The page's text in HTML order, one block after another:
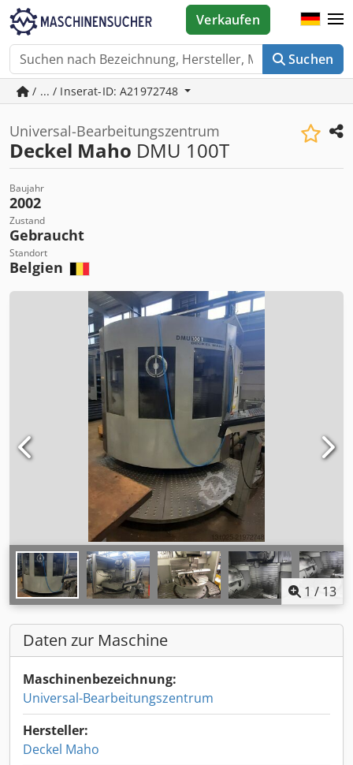
Suchen
Verkaufen
/ ... / Inserat-ID: A21972748
Universal-Bearbeitungszentrum
Deckel Maho DMU 100T
Baujahr
2002
Zustand
Gebraucht
Standort
Belgien
1 / 13
Daten zur Maschine
Maschinenbezeichnung:
Universal-Bearbeitungszentrum
Hersteller:
Deckel Maho